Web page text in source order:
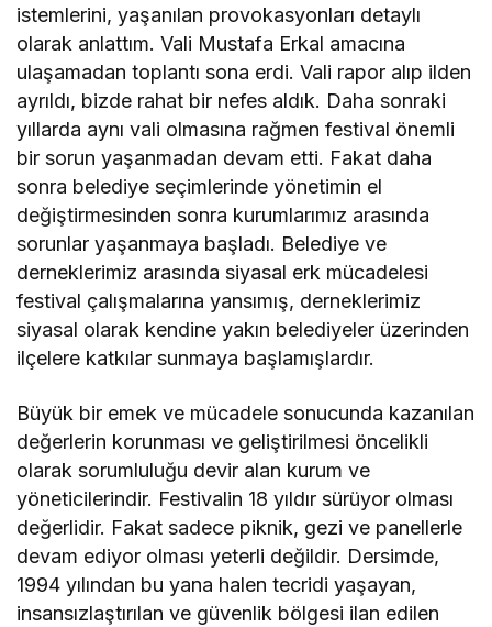
istemlerini, yaşanılan provokasyonları detaylı
olarak anlattım. Vali Mustafa Erkal amacına
ulaşamadan toplantı sona erdi. Vali rapor alıp ilden
ayrıldı, bizde rahat bir nefes aldık. Daha sonraki
yıllarda aynı vali olmasına rağmen festival önemli
bir sorun yaşanmadan devam etti. Fakat daha
sonra belediye seçimlerinde yönetimin el
değiştirmesinden sonra kurumlarımız arasında
sorunlar yaşanmaya başladı. Belediye ve
derneklerimiz arasında siyasal erk mücadelesi
festival çalışmalarına yansımış, derneklerimiz
siyasal olarak kendine yakın belediyeler üzerinden
ilçelere katkılar sunmaya başlamışlardır.
Büyük bir emek ve mücadele sonucunda kazanılan
değerlerin korunması ve geliştirilmesi öncelikli
olarak sorumluluğu devir alan kurum ve
yöneticilerindir. Festivalin 18 yıldır sürüyor olması
değerlidir. Fakat sadece piknik, gezi ve panellerle
devam ediyor olması yeterli değildir. Dersimde,
1994 yılından bu yana halen tecridi yaşayan,
insansızlaştırılan ve güvenlik bölgesi ilan edilen